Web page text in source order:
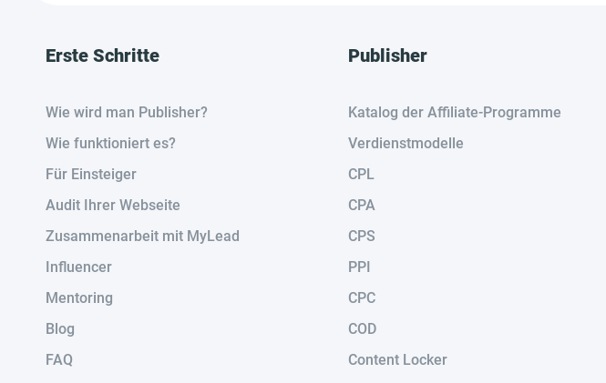
Erste Schritte
Wie wird man Publisher?
Wie funktioniert es?
Für Einsteiger
Audit Ihrer Webseite
Zusammenarbeit mit MyLead
Influencer
Mentoring
Blog
FAQ
Publisher
Katalog der Affiliate-Programme
Verdienstmodelle
CPL
CPA
CPS
PPI
CPC
COD
Content Locker